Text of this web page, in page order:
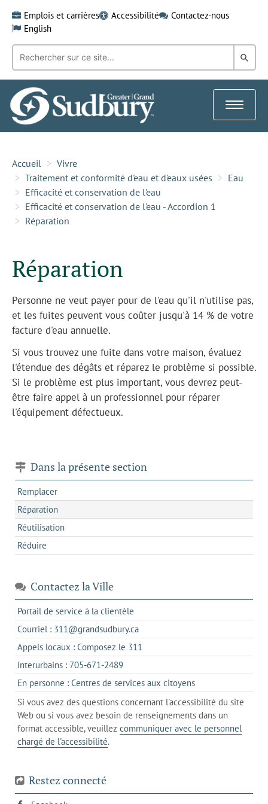
content
Emplois et carrières Accessibilité
Contactez-nous
English
Recherche
mot-
clé:
dans
Toggle
Accueil
Vivre
Traitement et conformité d'eau et d'eaux usées
Eau
Efficacité et conservation de l'eau
Efficacité et conservation de l'eau - Accordion 1
Réparation
Réparation
Personne ne veut payer pour de l'eau qu'il n'utilise pas,
et les fuites peuvent vous coûter jusqu'à 14 % de votre
facture d'eau annuelle.
Si vous trouvez une fuite dans votre maison, évaluez
l'étendue des dégâts et réparez le problème si possible.
Si le problème est plus important, vous devrez peut-
être faire appel à un professionnel pour réparer
l'équipement défectueux.
Dans la présente section
Remplacer
Réparation
Réutilisation
Réduire
Contactez la Ville
Portail de service à la clientèle
dans
un
nouvel
Courriel : 311@grandsudbury.cas'ouvre
dans
votre
de
messagerie
Appels locaux : Composez le 311
dans
un
client
de
votre
téléphone
Interurbains : 705-671-2489s'ouvre
dans
un
client
de
votre
En personne : Centres de services aux citoyenss'ouvre
dans
l'onglet
actuel
Si vous avez des questions concernant l'accessibilité du site
Web ou si vous avez besoin de renseignements dans un
format accessible, veuillez communiquer avec le personnel
chargé de l'accessibilité.
Restez connecté